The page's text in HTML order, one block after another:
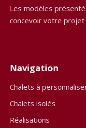
Les modèles
concevoir votre projet
Navigation
Chalets à
Chalets isolés
Réalisations